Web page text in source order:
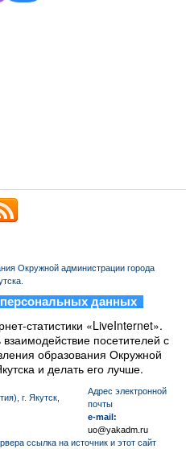
Окружной администрации города
персональных данных
статистики «LiveInternet».
посетителей с
образования Окружной
и делать его лучше.
г. Якутск,
Aдрес электронной
почты
e-mail:
uo@yakadm.ru
ссылка на источник и этот сайт